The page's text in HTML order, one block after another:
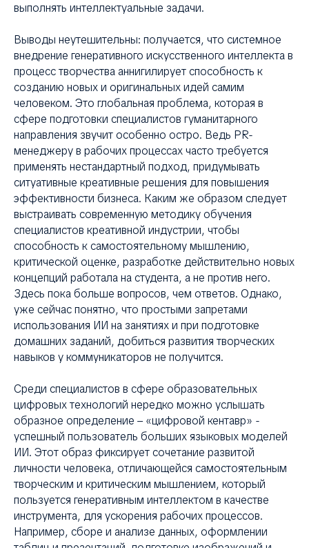
выполнять интеллектуальные задачи.
Выводы неутешительны: получается, что системное
внедрение генеративного искусственного интеллекта в
процесс творчества аннигилирует способность к
созданию новых и оригинальных идей самим
человеком. Это глобальная проблема, которая в
сфере подготовки специалистов гуманитарного
направления звучит особенно остро. Ведь PR-
менеджеру в рабочих процессах часто требуется
применять нестандартный подход, придумывать
ситуативные креативные решения для повышения
эффективности бизнеса. Каким же образом следует
выстраивать современную методику обучения
специалистов креативной индустрии, чтобы
способность к самостоятельному мышлению,
критической оценке, разработке действительно новых
концепций работала на студента, а не против него.
Здесь пока больше вопросов, чем ответов. Однако,
уже сейчас понятно, что простыми запретами
использования ИИ на занятиях и при подготовке
домашних заданий, добиться развития творческих
навыков у коммуникаторов не получится.
Среди специалистов в сфере образовательных
цифровых технологий нередко можно услышать
образное определение – «цифровой кентавр» -
успешный пользователь больших языковых моделей
ИИ. Этот образ фиксирует сочетание развитой
личности человека, отличающейся самостоятельным
творческим и критическим мышлением, который
пользуется генеративным интеллектом в качестве
инструмента, для ускорения рабочих процессов.
Например, сборе и анализе данных, оформлении